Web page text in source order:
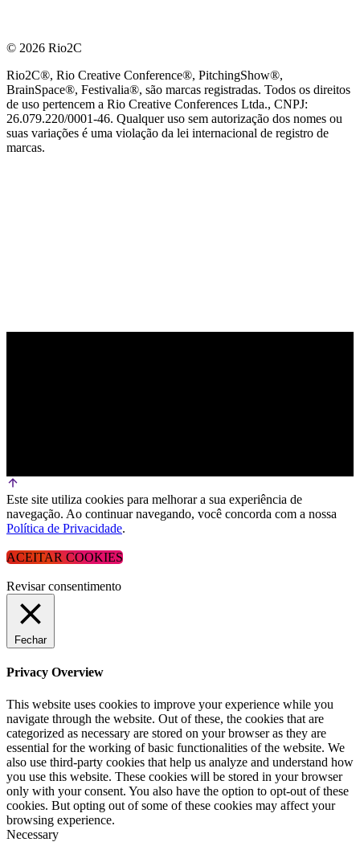
© 2026 Rio2C
Rio2C®, Rio Creative Conference®, PitchingShow®,
BrainSpace®, Festivalia®, são marcas registradas. Todos os direitos
de uso pertencem a Rio Creative Conferences Ltda., CNPJ:
26.079.220/0001-46. Qualquer uso sem autorização dos nomes ou
suas variações é uma violação da lei internacional de registro de
marcas.
Este site utiliza cookies para melhorar a sua experiência de
navegação. Ao continuar navegando, você concorda com a nossa
Política de Privacidade.
ACEITAR COOKIES
Revisar consentimento
Fechar
Privacy Overview
This website uses cookies to improve your experience while you
navigate through the website. Out of these, the cookies that are
categorized as necessary are stored on your browser as they are
essential for the working of basic functionalities of the website. We
also use third-party cookies that help us analyze and understand how
you use this website. These cookies will be stored in your browser
only with your consent. You also have the option to opt-out of these
cookies. But opting out of some of these cookies may affect your
browsing experience.
Necessary